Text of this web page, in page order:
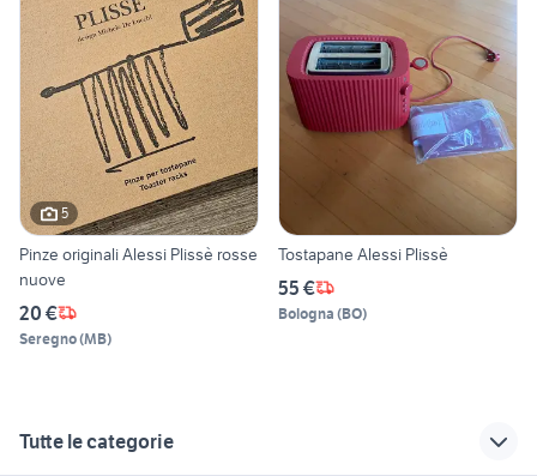
5
Pinze originali Alessi Plissè rosse
nuove
20 €
Seregno(MB)
Tostapane Alessi Plissè
55 €
Bologna (BO)
Tutte le categorie